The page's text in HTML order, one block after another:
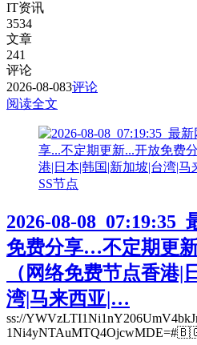
IT资讯
3534
文章
241
评论
2026-08-083评论
阅读全文
SS节点
2026-08-
免费分享…不定期更
（网络免费节点香港|
湾|马来西亚|…
ss://